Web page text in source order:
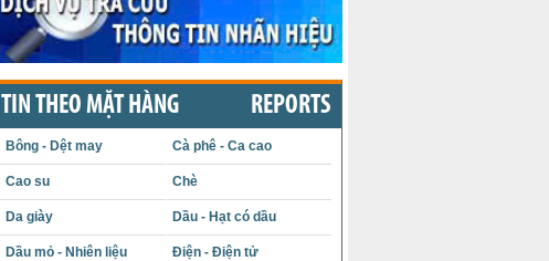
TIN THEO MẶT HÀNG REPORTS
Bông - Dệt may Cà phê - Ca cao
Cao su Chè
Da giày Dầu - Hạt có dầu
Dầu mỏ - Nhiên liệu Điện - Điện tử